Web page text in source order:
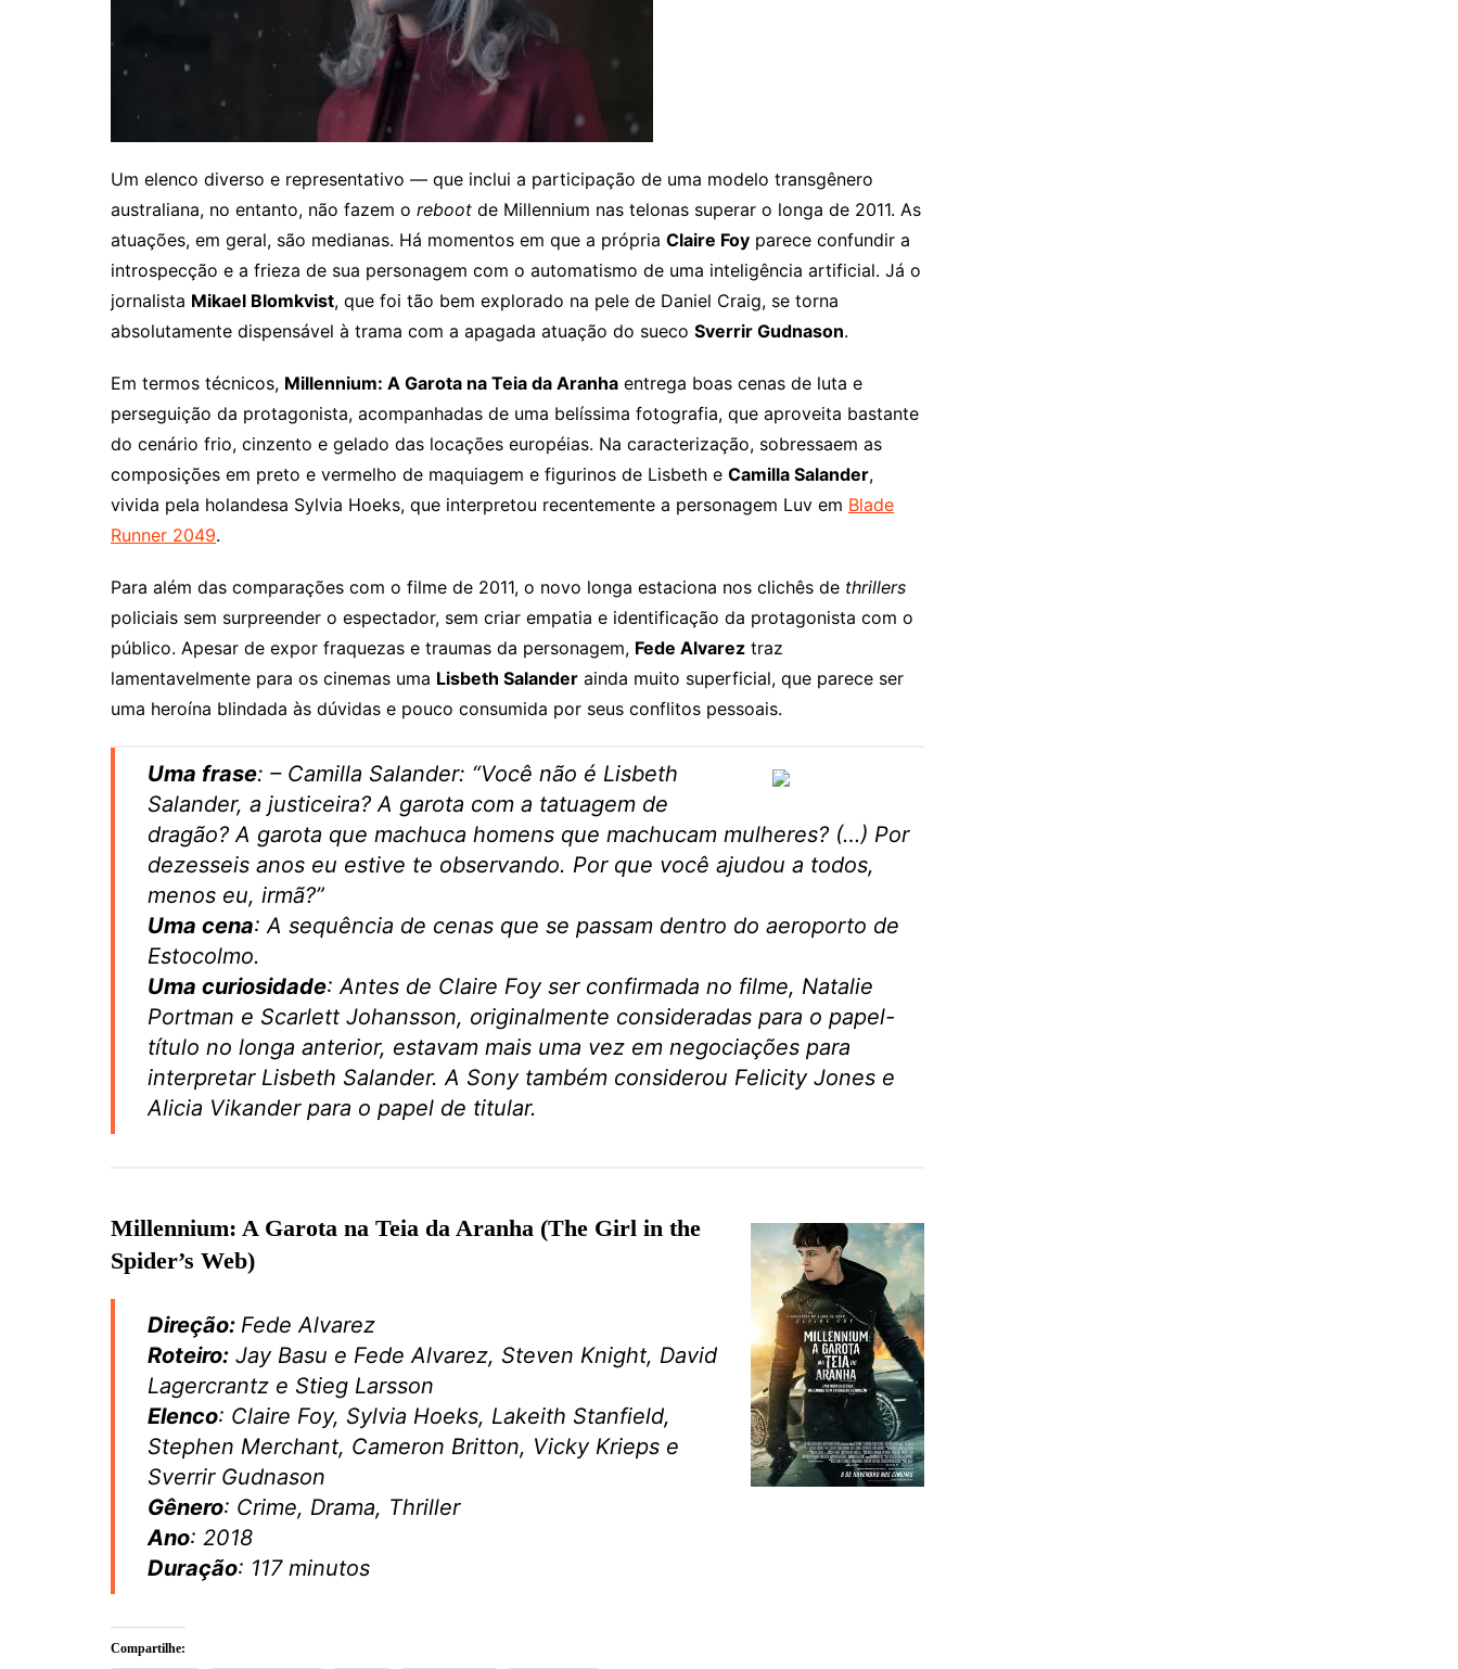
Um elenco diverso e representativo — que inclui a participação de uma modelo transgênero
australiana, no entanto, não fazem o reboot de Millennium nas telonas superar o longa de 2011. As
atuações, em geral, são medianas. Há momentos em que a própria Claire Foy parece confundir a
introspecção e a frieza de sua personagem com o automatismo de uma inteligência artificial. Já o
jornalista Mikael Blomkvist, que foi tão bem explorado na pele de Daniel Craig, se torna
absolutamente dispensável à trama com a apagada atuação do sueco Sverrir Gudnason.
Em termos técnicos, Millennium: A Garota na Teia da Aranha entrega boas cenas de luta e
perseguição da protagonista, acompanhadas de uma belíssima fotografia, que aproveita bastante
do cenário frio, cinzento e gelado das locações européias. Na caracterização, sobressaem as
composições em preto e vermelho de maquiagem e figurinos de Lisbeth e Camilla Salander,
vivida pela holandesa Sylvia Hoeks, que interpretou recentemente a personagem Luv em Blade
Runner 2049.
Para além das comparações com o filme de 2011, o novo longa estaciona nos clichês de thrillers
policiais sem surpreender o espectador, sem criar empatia e identificação da protagonista com o
público. Apesar de expor fraquezas e traumas da personagem, Fede Alvarez traz
lamentavelmente para os cinemas uma Lisbeth Salander ainda muito superficial, que parece ser
uma heroína blindada às dúvidas e pouco consumida por seus conflitos pessoais.
Uma frase: – Camilla Salander: “Você não é Lisbeth
Salander, a justiceira? A garota com a tatuagem de
dragão? A garota que machuca homens que machucam mulheres? (…) Por
dezesseis anos eu estive te observando. Por que você ajudou a todos,
menos eu, irmã?”
Uma cena: A sequência de cenas que se passam dentro do aeroporto de
Estocolmo.
Uma curiosidade: Antes de Claire Foy ser confirmada no filme, Natalie
Portman e Scarlett Johansson, originalmente consideradas para o papel-
título no longa anterior, estavam mais uma vez em negociações para
interpretar Lisbeth Salander. A Sony também considerou Felicity Jones e
Alicia Vikander para o papel de titular.
Millennium: A Garota na Teia da Aranha (The Girl in the
Spider’s Web)
Direção: Fede Alvarez
Roteiro: Jay Basu e Fede Alvarez, Steven Knight, David
Lagercrantz e Stieg Larsson
Elenco: Claire Foy, Sylvia Hoeks, Lakeith Stanfield,
Stephen Merchant, Cameron Britton, Vicky Krieps e
Sverrir Gudnason
Gênero: Crime, Drama, Thriller
Ano: 2018
Duração: 117 minutos
Compartilhe: